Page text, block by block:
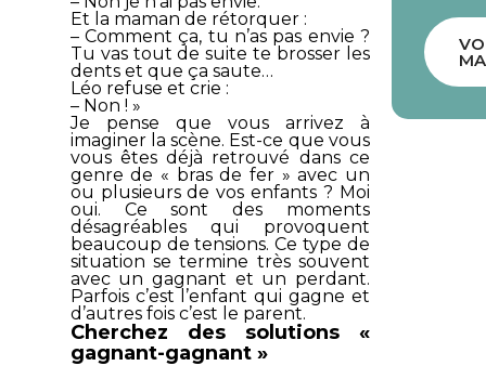
Et la maman de rétorquer :
– Comment ça, tu n’as pas envie ?
Tu vas tout de suite te brosser les
dents et que ça saute…
Léo refuse et crie :
– Non ! »
Je pense que vous arrivez à
imaginer la scène. Est-ce que vous
vous êtes déjà retrouvé dans ce
genre de « bras de fer » avec un
ou plusieurs de vos enfants ? Moi
oui. Ce sont des moments
désagréables qui provoquent
beaucoup de tensions. Ce type de
situation se termine très souvent
avec un gagnant et un perdant.
Parfois c’est l’enfant qui gagne et
d’autres fois c’est le parent.
Cherchez des solutions «
gagnant-gagnant »